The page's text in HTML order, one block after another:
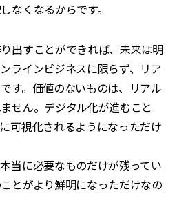
なくなるからです。
出すことができれば、未来は明
ラインビジネスに限らず、リア
す。価値のないものは、リアル
せん。デジタル化が進むこと
可視化されるようになっただけ
当に必要なものだけが残ってい
とがより鮮明になっただけなの